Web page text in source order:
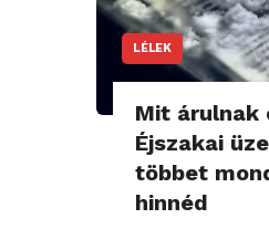
LÉLEK
Mit árulnak
Éjszakai
többet
hinnéd